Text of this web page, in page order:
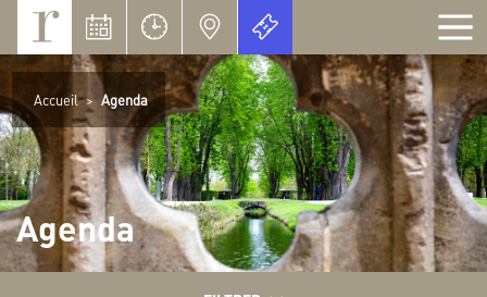
Accueil > Agenda
Agenda
Panneau de gestion des cookies